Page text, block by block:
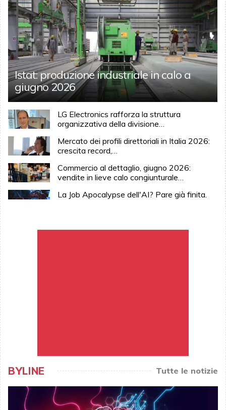
Istat: produzione industriale in calo a
giugno 2026
LG Electronics rafforza la struttura
organizzativa della divisione…
Mercato dei profili direttoriali in Italia 2026:
crescita record,…
Commercio al dettaglio, giugno 2026:
vendite in lieve calo congiunturale…
La Job Apocalypse dell'AI? Pare già finita.
BYLINE Tutte le notizie